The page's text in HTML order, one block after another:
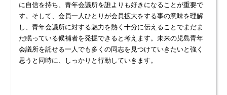
に自信を持ち、青年会議所を誰よりも好きになることが重要で
す。そして、会員一人ひとりが会員拡大をする事の意味を理解
し、青年会議所に対する魅力を熱く十分に伝えることでまだま
だ眠っている候補者を発掘できると考えます。未来の児島青年
会議所を託せる一人でも多くの同志を見つけていきたいと強く
思うと同時に、しっかりと行動していきます。